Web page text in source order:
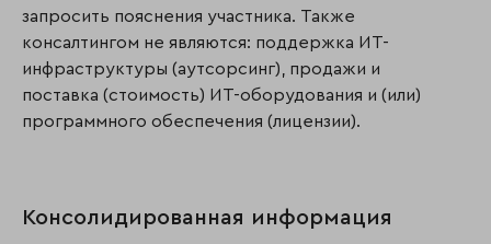
запросить пояснения участника. Также
консалтингом не являются: поддержка ИТ-
инфраструктуры (аутсорсинг), продажи и
поставка (стоимость) ИТ-оборудования и (или)
программного обеспечения (лицензии).
Консолидированная информация